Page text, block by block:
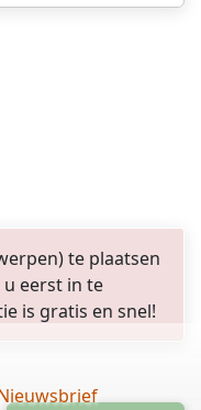
te plaatsen
eerst in te
is gratis en snel!